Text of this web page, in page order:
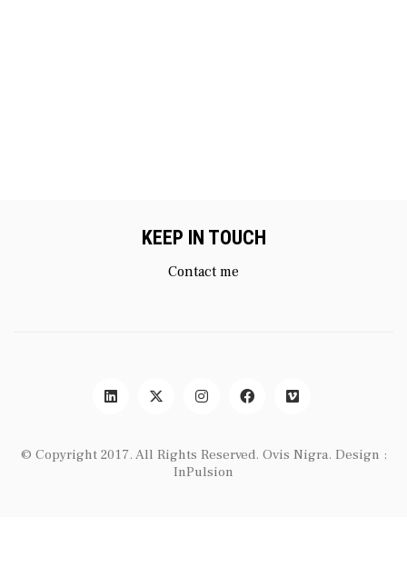
KEEP IN TOUCH
Contact me
© Copyright 2017. All Rights Reserved. Ovis Nigra. Design :
InPulsion